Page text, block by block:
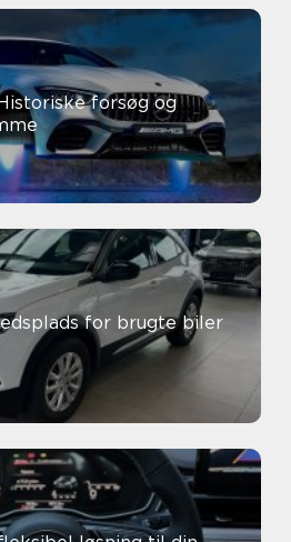
forsøg og
for brugte biler